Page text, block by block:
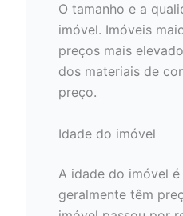
O tamanho e a
imóvel. Imóveis
preços mais
dos materiais de
preço.
Idade do imóvel
A idade do imóvel
geralmente têm